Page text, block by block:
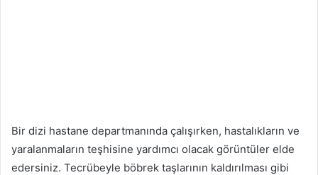
Bir dizi hastane departmanında çalışırken, hastalıkların ve
yaralanmaların teşhisine yardımcı olacak görüntüler elde
edersiniz. Tecrübeyle böbrek taşlarının kaldırılması gibi